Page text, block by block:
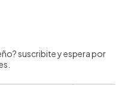
suscribite y espera por